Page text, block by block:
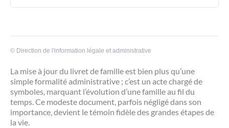
© Direction de l'information légale et administrative
La mise à jour du livret de famille est bien plus qu’une
simple formalité administrative ; c’est un acte chargé de
symboles, marquant l’évolution d’une famille au fil du
temps. Ce modeste document, parfois négligé dans son
importance, devient le témoin fidèle des grandes étapes de
la vie.